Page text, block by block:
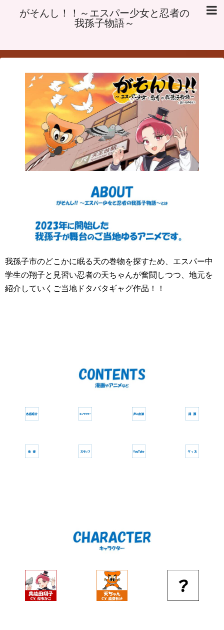
がそんし！！～エスパー少女と忍者の
我孫子物語～
我孫子市のどこかに眠る天の巻物を探すため、エスパー中
学生の翔子と見習い忍者の天ちゃんが奮闘しつつ、地元を
紹介していくご当地ドタバタギャグ作品！！